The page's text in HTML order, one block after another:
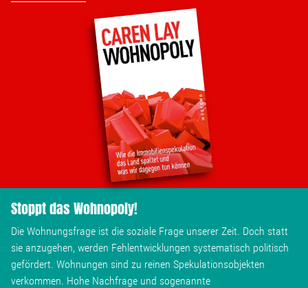
Das Buch
Leseprobe
Pressestimmen
Bestellen
Stoppt das Wohnopoly!
Die Wohnungsfrage ist die soziale Frage unserer Zeit. Doch statt
sie anzugehen, werden Fehlentwicklungen systematisch politisch
gefördert. Wohnungen sind zu reinen Spekulationsobjekten
verkommen. Hohe Nachfrage und sogenannte